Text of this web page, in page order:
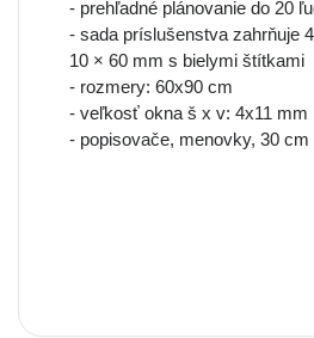
- prehľadné plánovanie do 20
- sada príslušenstva zahrňuje
10 × 60 mm s bielymi štítkami
- rozmery: 60x90 cm
- veľkosť okna š x v: 4x11 mm
- popisovače, menovky, 30